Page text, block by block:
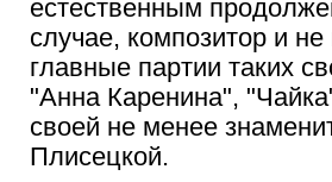
естественным
случае, композитор и
главные партии таких
"Анна Каренина",
своей не менее
Плисецкой.